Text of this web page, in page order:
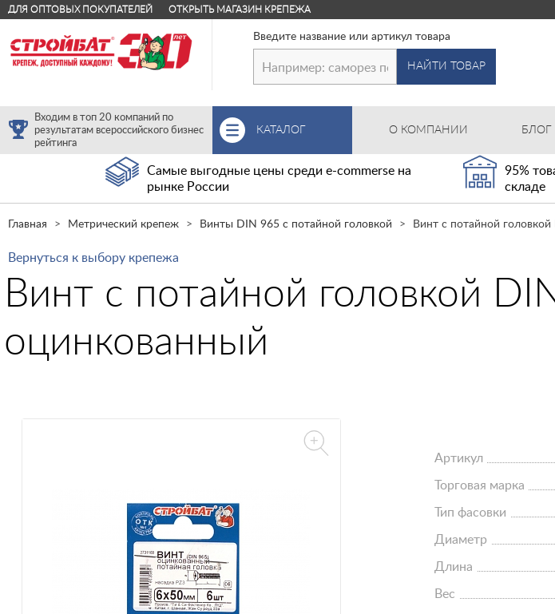
ДЛЯ ОПТОВЫХ ПОКУПАТЕЛЕЙ ОТКРЫТЬ МАГАЗИН КРЕПЕЖА
Введите название или артикул товара
НАЙТИ ТОВАР
Входим в топ 20 компаний по
результатам всероссийского бизнес
рейтинга
КАТАЛОГ О КОМПАНИИ БЛОГ
Самые выгодные цены среди e-commerse на
рынке России
95%
складе
Главная Метрический крепеж Винты DIN 965 с потайной головкой Винт с потайной
Вернуться к выбору крепежа
Винт с потайной головкой
оцинкованный
Артикул
Торговая марка
Тип фасовки
Диаметр
Длина
Вес